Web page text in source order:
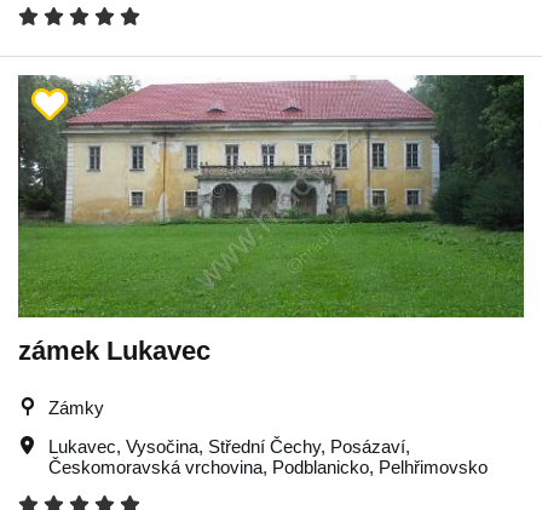
zámek Lukavec
Zámky
Lukavec, Vysočina, Střední Čechy, Posázaví,
Českomoravská vrchovina, Podblanicko, Pelhřimovsko